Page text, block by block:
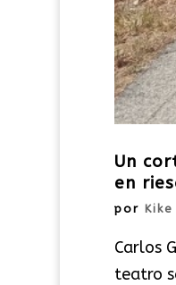
Un
en
por
Carlos
teatro